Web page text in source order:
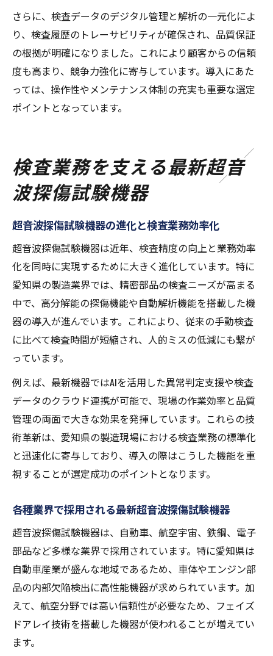
さらに、検査データのデジタル管理と解析の一元化によ
り、検査履歴のトレーサビリティが確保され、品質保証
の根拠が明確になりました。これにより顧客からの信頼
度も高まり、競争力強化に寄与しています。導入にあた
っては、操作性やメンテナンス体制の充実も重要な選定
ポイントとなっています。
検査業務を支える最新超音
波探傷試験機器
超音波探傷試験機器の進化と検査業務効率化
超音波探傷試験機器は近年、検査精度の向上と業務効率
化を同時に実現するために大きく進化しています。特に
愛知県の製造業界では、精密部品の検査ニーズが高まる
中で、高分解能の探傷機能や自動解析機能を搭載した機
器の導入が進んでいます。これにより、従来の手動検査
に比べて検査時間が短縮され、人的ミスの低減にも繋が
っています。
例えば、最新機器ではAIを活用した異常判定支援や検査
データのクラウド連携が可能で、現場の作業効率と品質
管理の両面で大きな効果を発揮しています。これらの技
術革新は、愛知県の製造現場における検査業務の標準化
と迅速化に寄与しており、導入の際はこうした機能を重
視することが選定成功のポイントとなります。
各種業界で採用される最新超音波探傷試験機器
超音波探傷試験機器は、自動車、航空宇宙、鉄鋼、電子
部品など多様な業界で採用されています。特に愛知県は
自動車産業が盛んな地域であるため、車体やエンジン部
品の内部欠陥検出に高性能機器が求められています。加
えて、航空分野では高い信頼性が必要なため、フェイズ
ドアレイ技術を搭載した機器が使われることが増えてい
ます。